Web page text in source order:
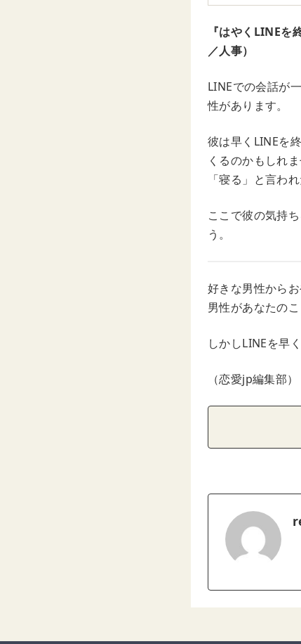
『はやくLINEを
／人事）
LINEでの会話が
性があります。
彼は早くLINEを
くるのかもしれま
「寝る」と言わ
ここで彼の気持
う。
好きな男性から
男性があなたの
しかしLINEを早
（恋愛jp編集部）